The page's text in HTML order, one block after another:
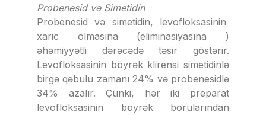
Probenesid və Simetidin
Probenesid və simetidin, levofloksasinin
xaric olmasına (eliminasiyasına )
əhəmiyyətli dərəcədə təsir göstərir.
Levofloksasinin böyrək klirensi simetidinlə
birgə qəbulu zamanı 24% və probenesidlə
34% azalır. Çünki, hər iki preparat
levofloksasinin böyrək borularından